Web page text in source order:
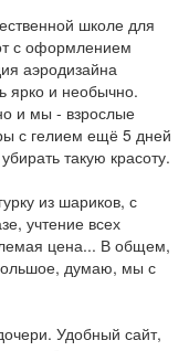
школе для
с оформлением
аэродизайна
ярко и необычно.
и мы - взрослые
с гелием ещё 5 дней
такую красоту.
из шариков, с
учтение всех
цена... В общем,
думаю, мы с
Удобный сайт,